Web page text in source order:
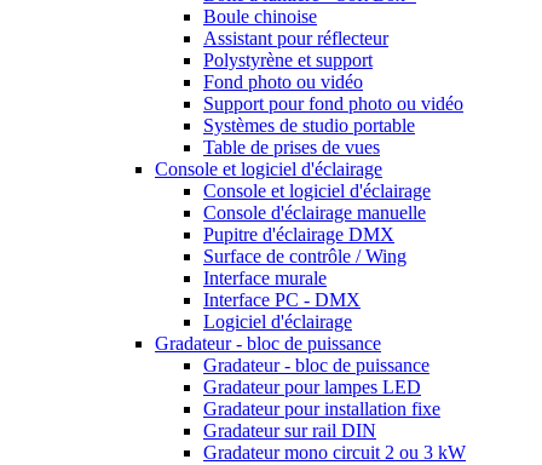
Boule chinoise
Assistant pour réflecteur
Polystyrène et support
Fond photo ou vidéo
Support pour fond photo ou vidéo
Systèmes de studio portable
Table de prises de vues
Console et logiciel d'éclairage
Console et logiciel d'éclairage
Console d'éclairage manuelle
Pupitre d'éclairage DMX
Surface de contrôle / Wing
Interface murale
Interface PC - DMX
Logiciel d'éclairage
Gradateur - bloc de puissance
Gradateur - bloc de puissance
Gradateur pour lampes LED
Gradateur pour installation fixe
Gradateur sur rail DIN
Gradateur mono circuit 2 ou 3 kW